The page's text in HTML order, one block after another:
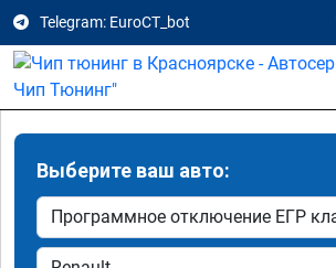
Telegram: EuroCT_bot
Выберите ваш авто: